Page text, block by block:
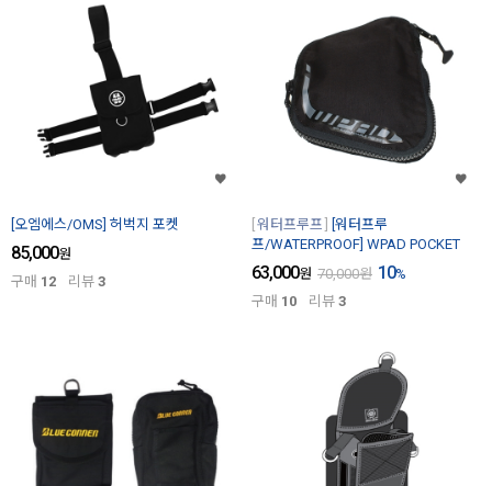
[오엠에스/OMS] 허벅지 포켓
85,000원
구매 12 리뷰 3
워터프루프
[워터프루
프/WATERPROOF] WPAD POCKET
63,000원 70,000원 10%
구매 10 리뷰 3